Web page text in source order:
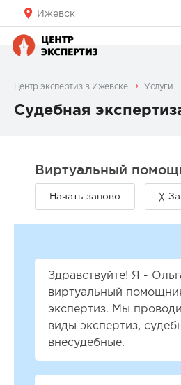
Ижевск
Центр экспертиз в Ижевске Услуги
Судебная
Здравствуйте! Я -
виртуальный
экспертиз. Мы
виды экспертиз,
внесудебные.